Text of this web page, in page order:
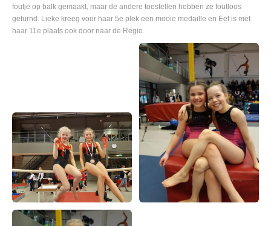
foutje op balk gemaakt, maar de andere toestellen hebben ze foutloos
geturnd. Lieke kreeg voor haar 5e plek een mooie medaille en Eef is met
haar 11e plaats ook door naar de Regio.